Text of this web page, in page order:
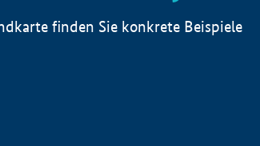
finden Sie konkrete Beispiele